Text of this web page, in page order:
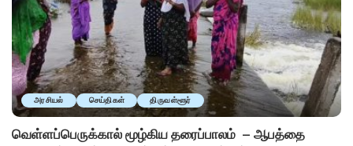
அரசியல் செய்திகள் திருவள்ளூர்
வெள்ளப்பெருக்கால் மூழ்கிய தரைப்பாலம் – ஆபத்தை